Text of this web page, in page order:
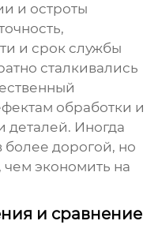
и остроты
и срок службы
сталкивались
обработки и
деталей. Иногда
более дорогой, но
чем экономить на
и сравнение